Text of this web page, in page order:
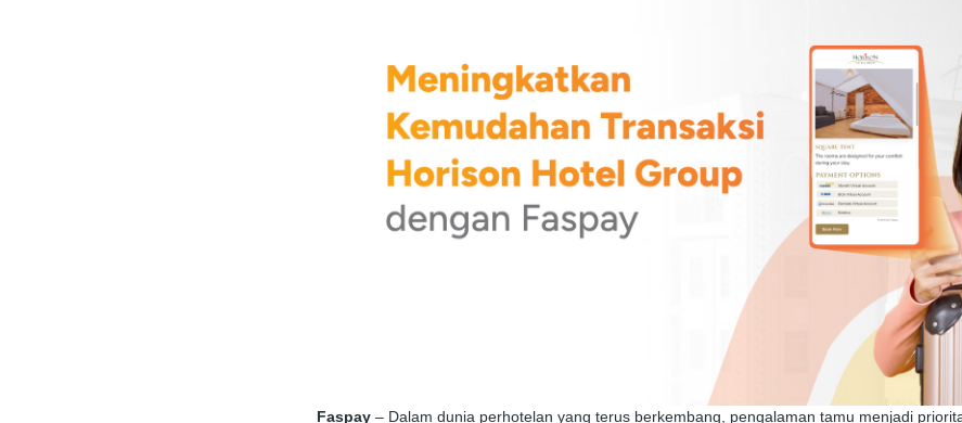
Faspay – Dalam dunia perhotelan yang terus berkembang, pengalaman tamu menjadi